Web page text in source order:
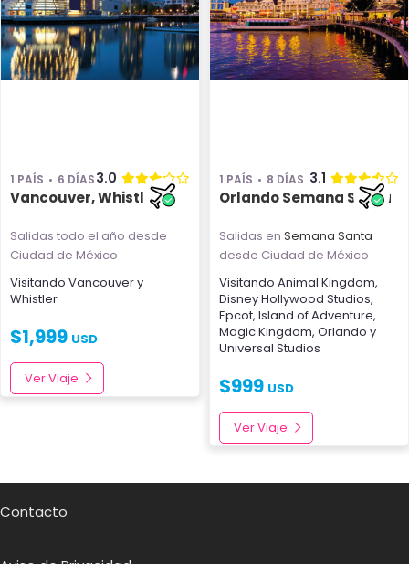
1 PAÍS 6 DÍAS3.0
Vancouver, Whistler
Salidas todo el año desde
Ciudad de México
Visitando Vancouvery
Whistler
$1,999 USD
Ver Viaje
1 PAÍS 8 DÍAS 3.1
Orlando Semana Santa
Salidas en Semana Santa
desde Ciudad de México
Visitando Animal Kingdom,
Disney Hollywood Studios,
Epcot, Island of Adventure,
Magic Kingdom, Orlando y
Universal Studios
$999 USD
Ver Viaje
Contacto